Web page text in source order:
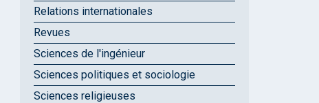
Relations internationales
Revues
Sciences de l'ingénieur
Sciences politiques et sociologie
Sciences religieuses